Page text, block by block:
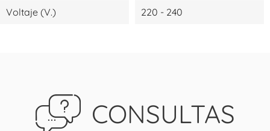
Voltaje (V.) 220 - 240
CONSULTAS